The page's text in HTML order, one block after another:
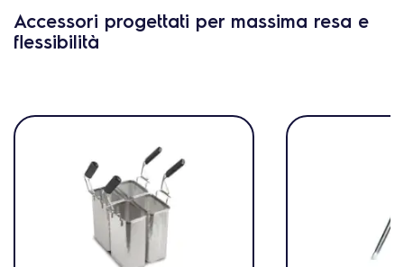
Accessori progettati per massima resa e
flessibilità